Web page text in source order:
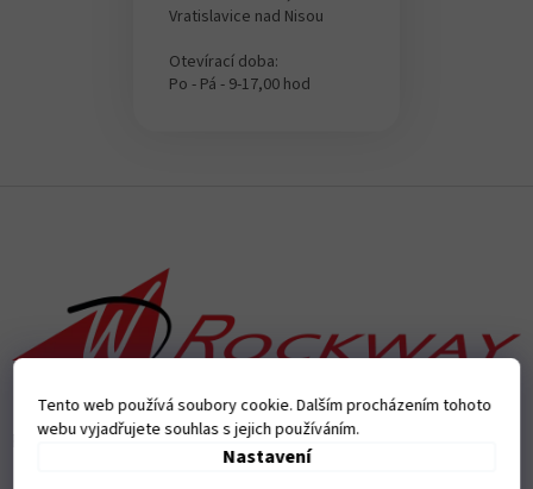
Tento web používá soubory cookie. Dalším procházením tohoto
webu vyjadřujete souhlas s jejich používáním.
Nastavení
Vratislavice nad Nisou
Otevírací doba:
Po - Pá - 9-17,00 hod
Přijímáme online platby